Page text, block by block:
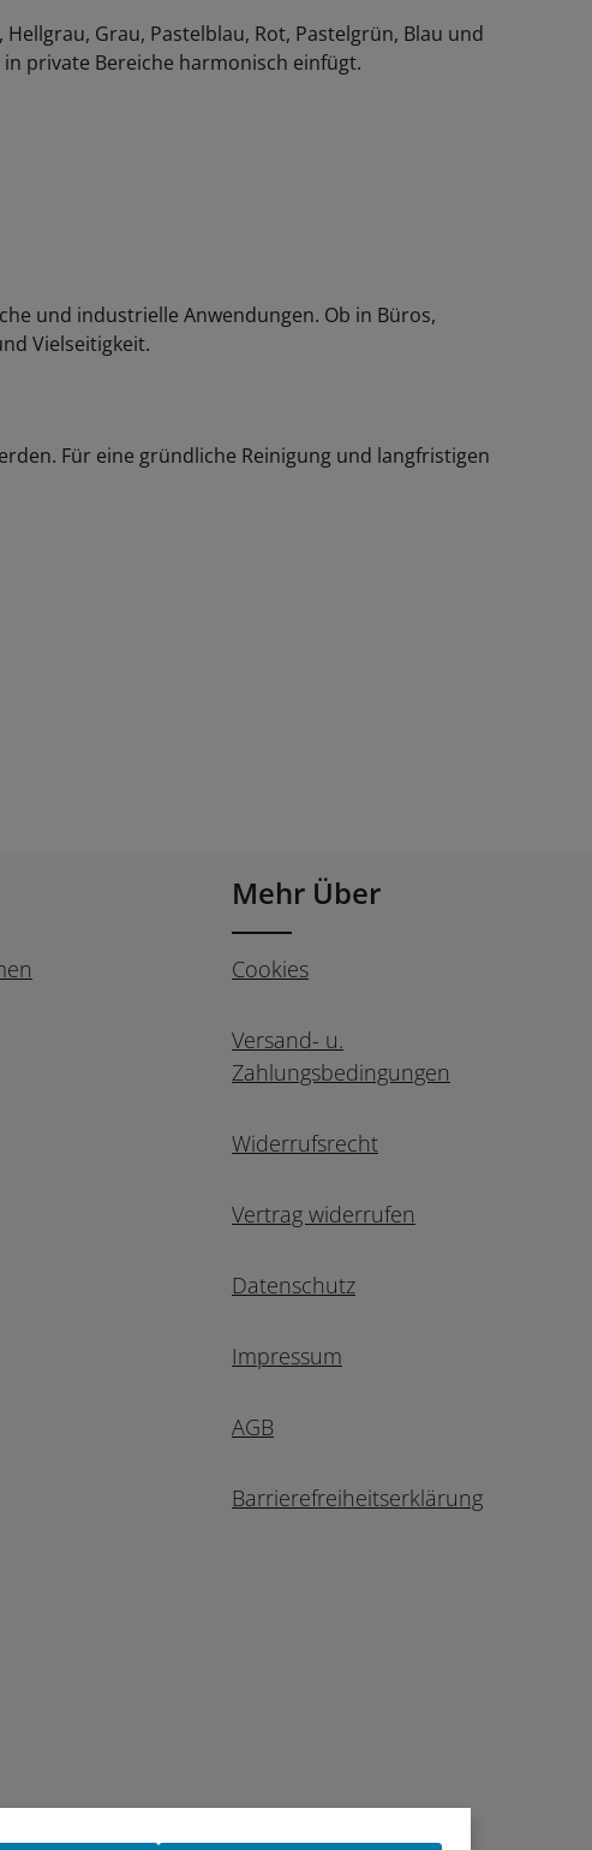
Grau, Pastelblau, Rot, Pastelgrün, Blau und
private Bereiche harmonisch einfügt.
und industrielle Anwendungen. Ob in Büros,
Vielseitigkeit.
Für eine gründliche Reinigung und langfristigen
Mehr Über
Cookies
Versand- u.
Zahlungsbedingungen
Widerrufsrecht
Vertrag widerrufen
Datenschutz
Impressum
AGB
Barrierefreiheitserklärung